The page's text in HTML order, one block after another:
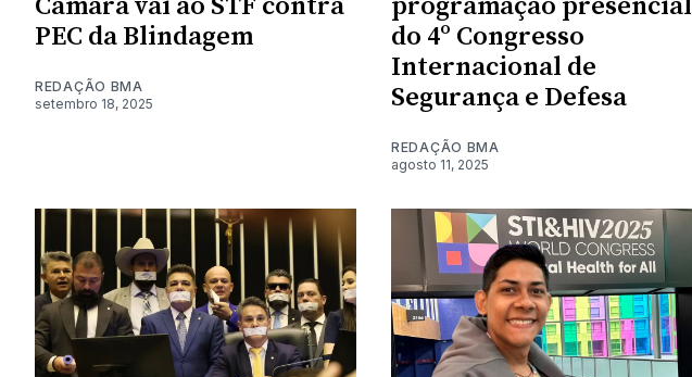
Câmara vai ao STF contra
PEC da Blindagem
REDAÇÃO BMA
setembro 18, 2025
programação presencial
do 4º Congresso
Internacional de
Segurança e Defesa
REDAÇÃO BMA
agosto 11, 2025